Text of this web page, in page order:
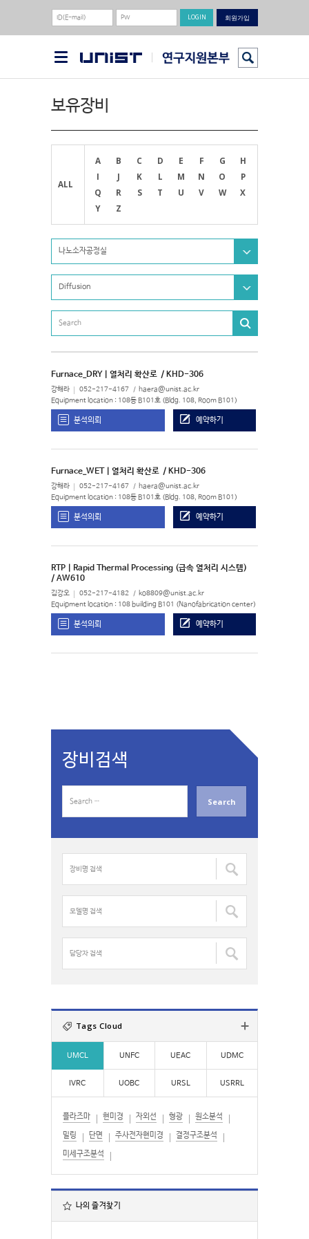
회원가입
보유장비
ALL
A B C D E F G
H
I
J K L M N O
P
Q
R S T U V W
X
Y
Z
나노소자공정실
Diffusion
Furnace_DRY | 열처리 확산로 / KHD-306
강해라 052-217-4167 haera@unist.ac.kr
Equipment location : 108동 B101호 (Bldg. 108, Room B101)
분석의뢰 예약하기
Furnace_WET | 열처리 확산로 / KHD-306
강해라 052-217-4167 haera@unist.ac.kr
Equipment location : 108동 B101호 (Bldg. 108, Room B101)
분석의뢰 예약하기
RTP | Rapid Thermal Processing (급속 열처리 시스템)
/ AW610
김강오 052-217-4182 ko8809@unist.ac.kr
Equipment location : 108 building B101 (Nanofabrication center)
분석의뢰 예약하기
장비검색
a
명
색
:
델
명
:자
:
Tags Cloud
UMCL UNFC UEAC UDMC
IVRC UOBC URSL USRRL
플라즈마 현미경 자외선 형광 원소분석
밀링 단면 주사전자현미경 결정구조분석
미세구조분석
나의 즐겨찾기